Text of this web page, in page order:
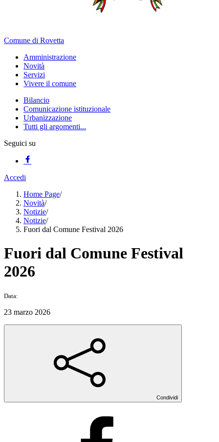
Comune di Rovetta
Amministrazione
Novità
Servizi
Vivere il comune
Bilancio
Comunicazione istituzionale
Urbanizzazione
Tutti gli argomenti...
Seguici su
Accedi
Home Page/
Novità/
Notizie/
Notizie/
Fuori dal Comune Festival 2026
Fuori dal Comune Festival
2026
Data:
23 marzo 2026
Condividi